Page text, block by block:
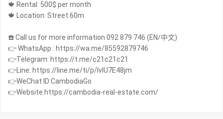
🍁 Rental: 500$ per month
🍁 Location: Street 60m
☎️ Call us for more information 092 879 746 (EN/中文)
👉 WhatsApp : https://wa.me/85592879746
👉Telegram: https://t.me/c21c21c21
👉Line: https://line.me/ti/p/IvIU7E48jm
👉WeChat ID:CambodiaGo
👉Website:https://cambodia-real-estate.com/